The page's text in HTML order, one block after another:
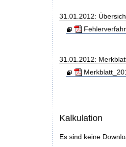
31.01.2012:
31.01.2012:
Kalkulation
Es sind keine